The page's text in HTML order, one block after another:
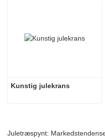
Kunstig julekrans